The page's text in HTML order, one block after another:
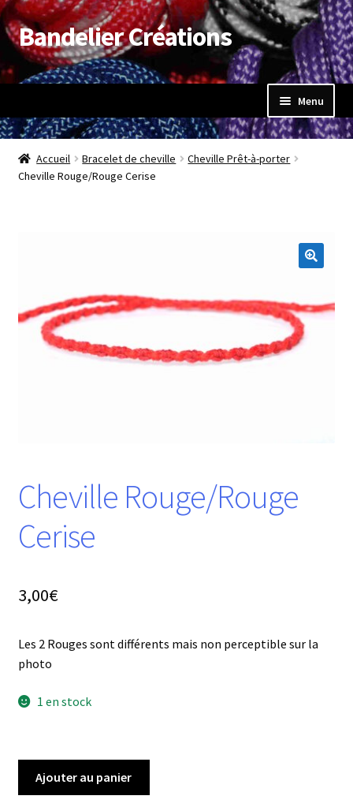
Aller
à
navigation
Aller
au
contenu
Bandelier Créations
Menu
Accueil
Boutique
Validation de la commande
Accueil Bracelet de cheville
Cheville Prêt-à-porter
Cheville Rouge/Rouge Cerise
Cheville Rouge/Rouge
Cerise
3,00€
Les 2 Rouges sont différents mais non perceptible sur la
photo
1 en stock
Ajouter au panier